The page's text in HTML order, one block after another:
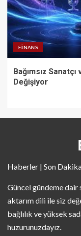
FINANS
Bağımsız
Değişiyor
Haberler | Son
Güncel gündeme
aktarım dili ile siz
bağlılık ve yüksek
huzurunuzdayız.